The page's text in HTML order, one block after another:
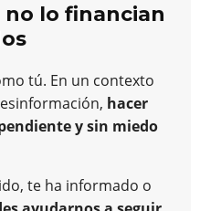
lo financian
tú. En un contexto
hacer
y sin miedo
te ha informado o